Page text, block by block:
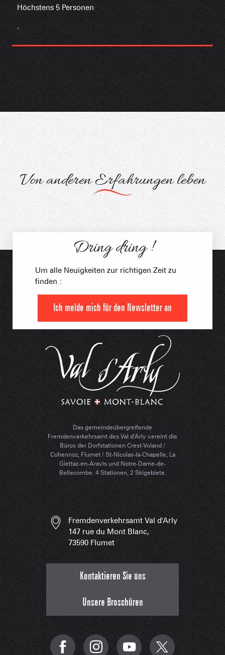
Höchstens 5 Personen
.
Von anderen Erfahrungen leben
Das gemeindeübergreifende
Fremdenverkehrsamt des Val d'Arly vereint die
Büros der Dorfstationen Crest-Voland /
Cohennoz, Flumet / St-Nicolas-la-Chapelle, La
Giettaz-en-Aravis und Notre-Dame-de-
Bellecombe. 4 Stationen, 2 Skigebiete.
Dring dring !
Um alle Neuigkeiten zur richtigen Zeit zu
finden :
Ich melde mich für den Newsletter an
Fremdenverkehrsamt Val d'Arly
147 rue du Mont Blanc,
73590 Flumet
Kontaktieren Sie uns
Unsere Broschüren